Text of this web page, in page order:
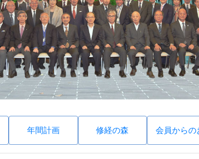
年間計画 修経の森 会員からの